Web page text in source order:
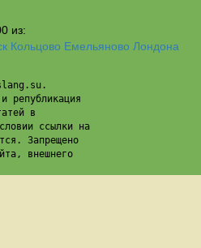
из:
Кольцово Емельяново Лондона
републикация
в
ссылки на
Запрещено
внешнего